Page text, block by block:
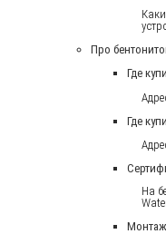
Про
Где
Где
На
Монтаж